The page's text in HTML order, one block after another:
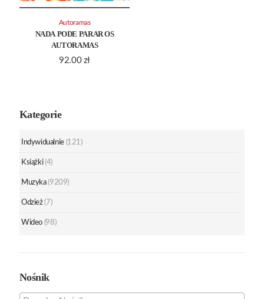
NADA PODE PARAR OS
AUTORAMAS
92.00 zł
Autoramas
Kategorie
Indywidualnie (121)
Książki (4)
Muzyka (9209)
Odzież (7)
Wideo (98)
Nośnik